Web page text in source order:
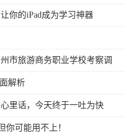
你的iPad成为学习神器
市旅游商务职业学校考察调
解析
里话，今天终于一吐为快
你可能用不上！